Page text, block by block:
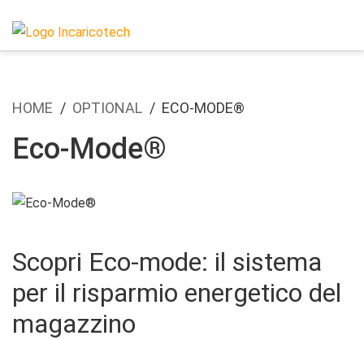
HOME OPTIONAL ECO-MODE®
Eco-Mode®
Scopri Eco-mode: il sistema
per il risparmio energetico del
magazzino